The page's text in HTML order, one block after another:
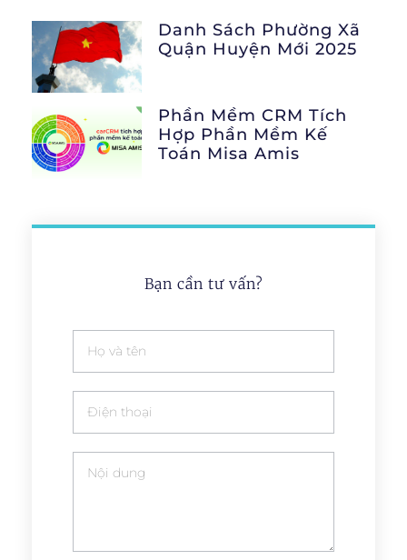
Danh Sách Phường Xã
Quận Huyện Mới 2025
Phần Mềm CRM Tích
Hợp Phần Mềm Kế
Toán Misa Amis
Bạn cần tư vấn?